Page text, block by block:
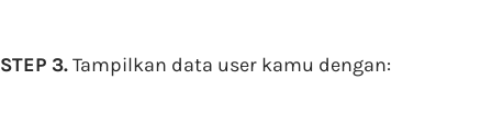
STEP 3.Tampilkan data user kamu dengan: